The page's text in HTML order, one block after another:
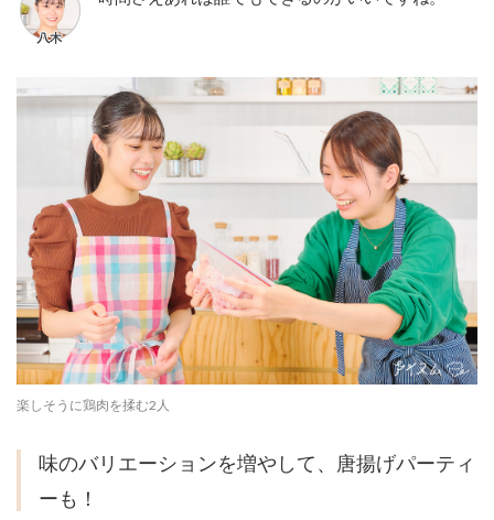
楽しそうに鶏肉を揉む2人
味のバリエーションを増やして、唐揚げパーティ
ーも！